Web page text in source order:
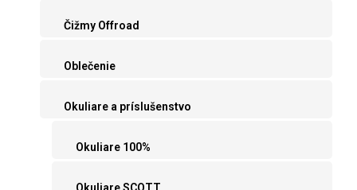
Čižmy Offroad
Oblečenie
Okuliare a príslušenstvo
Okuliare 100%
Okuliare SCOTT